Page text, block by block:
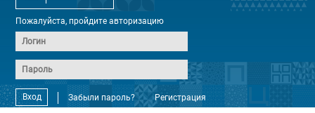
Пожалуйста, пройдите авторизацию
Вход Забыли пароль? Регистрация